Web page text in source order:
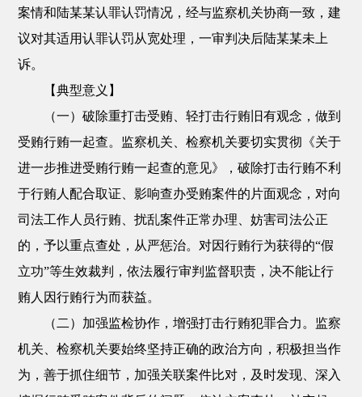
案情和陆某某认罪认罚情况，经与监察机关协商一致，建
议对其适用认罪认罚从宽处理，一审判决后陆某某未上
诉。
【典型意义】
（一）破除重打击受贿、轻打击行贿旧有观念，做到
受贿行贿一起查。监察机关、检察机关要切实贯彻《关于
进一步推进受贿行贿一起查的意见》，破除打击行贿不利
于行贿人配合取证、影响查办受贿案件的片面观念，对向
司法工作人员行贿、扰乱案件正常办理、妨害司法公正
的，予以重点查处，从严惩治。对因行贿行为获得的“假
立功”等生效裁判，依法履行审判监督职责，决不能让行
贿人因行贿行为而获益。
（二）加强监检协作，增强打击行贿犯罪合力。监察
机关、检察机关要始终坚持正确的政治方向，积极担当作
为，善于抓住细节，加强关联案件比对，及时发现、深入